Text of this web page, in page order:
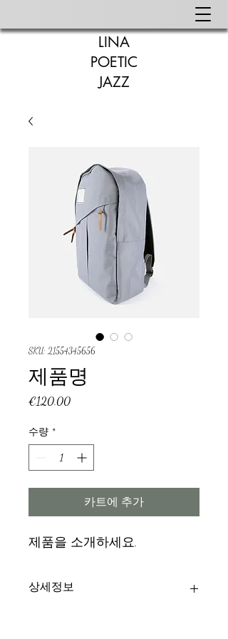
LINA
POETIC
JAZZ
SKU: 21554345656
제품명
€120.00가
수량 *
카트에 추가
제품을 소개하세요.
상세정보